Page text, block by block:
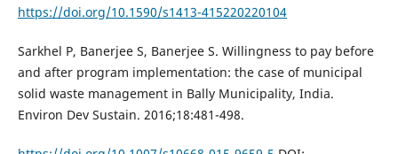
https://doi.org/10.1590/s1413-415220220104
Sarkhel P, Banerjee S, Banerjee S. Willingness to pay before
and after program implementation: the case of municipal
solid waste management in Bally Municipality, India.
Environ Dev Sustain. 2016;18:481-498.